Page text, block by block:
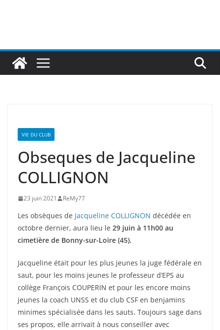
VIE DU CLUB
Obseques de Jacqueline
COLLIGNON
23 juin 2021 ReMy77
Les obsèques de Jacqueline COLLIGNON décédée en
octobre dernier, aura lieu le 29 juin à 11h00 au
cimetière de Bonny-sur-Loire (45).
Jacqueline était pour les plus jeunes la juge fédérale en
saut, pour les moins jeunes le professeur d’EPS au
collège François COUPERIN et pour les encore moins
jeunes la coach UNSS et du club CSF en benjamins
minimes spécialisée dans les sauts. Toujours sage dans
ses propos, elle arrivait à nous conseiller avec